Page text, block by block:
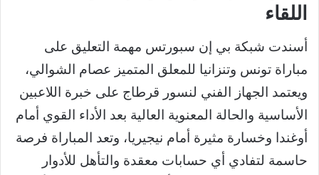
اللقاء
أسندت شبكة بي إن سبورتس مهمة التعليق على
مباراة تونس وتنزانيا للمعلق المتميز عصام الشوالي،
ويعتمد الجهاز الفني لنسور قرطاج على خبرة اللاعبين
الأساسية والحالة المعنوية العالية بعد الأداء القوي أمام
أوغندا وخسارة مثيرة أمام نيجيريا، وتعد المباراة فرصة
حاسمة لتفادي أي حسابات معقدة والتأهل للأدوار